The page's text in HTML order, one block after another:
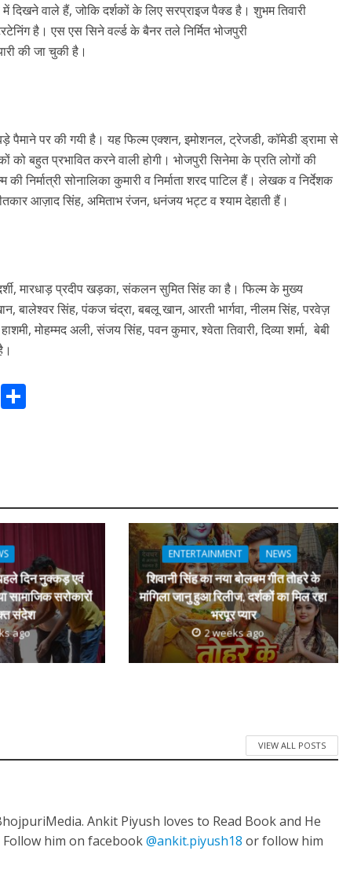
आपके’ की शूटिंग लखनऊ और भोपाल में हुई पूरी”
गीत जिंदगी जियल छोड़ देहब, दर्शकों का मिल रहा भरपूर प्यार
दिखने वाले हैं, जोकि दर्शकों के लिए सरप्राइज पैक्ड है। शुभम तिवारी
है। एस एस सिने वर्ल्ड के बैनर तले निर्मित भोजपुरी
की जा चुकी है।
पैमाने पर की गयी है। यह फिल्म एक्शन, इमोशनल, ट्रेजडी, कॉमेडी ड्रामा से
बहुत प्रभावित करने वाली होगी। भोजपुरी सिनेमा के प्रति लोगों की
निर्मात्री सोनालिका कुमारी व निर्माता शरद पाटिल हैं। लेखक व निर्देशक
आज़ाद सिंह, अमिताभ रंजन, धनंजय भट्ट व श्याम देहाती हैं।
मारधाड़ प्रदीप खड़का, संकलन सुमित सिंह का है। फिल्म के मुख्य
बालेश्वर सिंह, पंकज चंद्रा, बबलू खान, आरती भार्गवा, नीलम सिंह, परवेज़
मोहम्मद अली, संजय सिंह, पवन कुमार, श्वेता तिवारी, दिव्या शर्मा, बेबी
E
दिन नुक्कड़ एवं
सामाजिक सरोकारों
संदेश
ago
ENTERTAINMENT NEWS
शिवानी सिंह का नया बोलबम गीत तोहरे के
मांगिला जानु हुआ रिलीज, दर्शकों का मिल रहा
भरपूर प्यार
2 weeks ago
VIEW ALL POSTS
Ankit Piyush loves to Read Book and He
Follow him on facebook@ankit.piyush18 or follow him